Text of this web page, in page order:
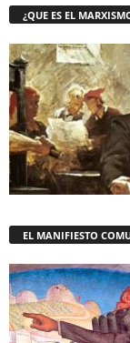
¿QUE ES EL
EL MANIFIESTO